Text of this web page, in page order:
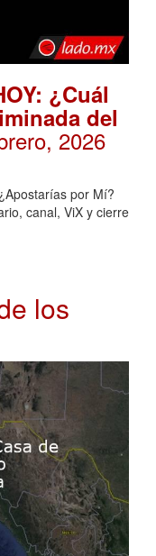
¿Cuál
del
2026
por Mí?
canal, ViX y cierre
los